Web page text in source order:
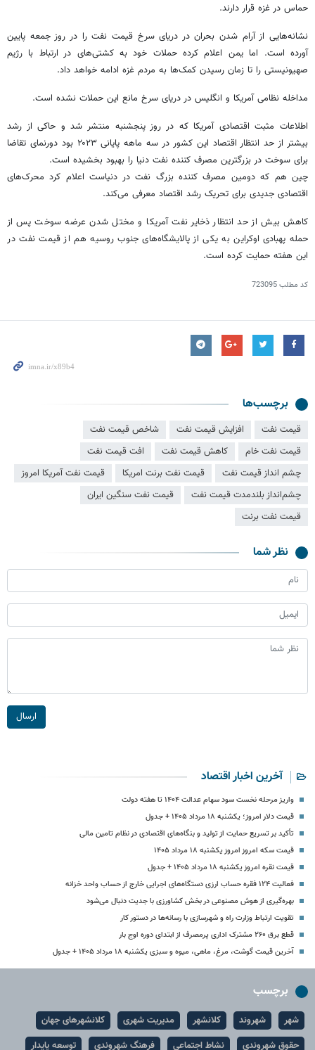
حماس در غزه قرار دارند.
نشانه‌هایی از آرام شدن بحران در دریای سرخ قیمت نفت را در روز جمعه پایین
آورده است. اما یمن اعلام کرده حملات خود به کشتی‌های در ارتباط با رژیم
صهیونیستی را تا زمان رسیدن کمک‌ها به مردم غزه ادامه خواهد داد.
مداخله نظامی آمریکا و انگلیس در دریای سرخ مانع این حملات نشده است.
اطلاعات مثبت اقتصادی آمریکا که در روز پنجشنبه منتشر شد و حاکی از رشد
بیشتر از حد انتظار اقتصاد این کشور در سه ماهه پایانی ۲۰۲۳ بود دورنمای تقاضا
برای سوخت در بزرگترین مصرف کننده نفت دنیا را بهبود بخشیده است.
چین هم که دومین مصرف کننده بزرگ نفت در دنیاست اعلام کرد محرک‌های
اقتصادی جدیدی برای تحریک رشد اقتصاد معرفی می‌کند.
کاهش بیش از حد انتظار ذخایر نفت آمریکا و مختل شدن عرضه سوخت پس از
حملهپهبادی اوکراین به یکی از پالایشگاه‌های جنوب روسیه هم از قیمت نفت در
این هفته حمایت کرده است.
کد مطلب723095
برچسب‌ها
قیمت نفت افزایش قیمت نفت
شاخص قیمت نفت
قیمت نفت خام
کاهش قیمت نفت
افت قیمت نفت
چشم انداز قیمت نفت
قیمت نفت برنت امریکا
قیمت نفت آمریکا امروز
چشم‌انداز بلندمدت قیمت نفت
قیمت نفت سنگین ایران
قیمت نفت برنت
نظر شما
ارسال
آخرین اخبار اقتصاد
واریز مرحله نخست سود سهام عدالت ۱۴۰۴ تا هفته دولت
قیمت دلار امروز؛ یکشنبه ۱۸ مرداد ۱۴۰۵ + جدول
تأکید بر تسریع حمایت از تولید و بنگاه‌های اقتصادی در نظام تامین مالی
قیمت سکه امروز امروز یکشنبه ۱۸ مرداد ۱۴۰۵
قیمت نقره امروز یکشنبه ۱۸ مرداد ۱۴۰۵ + جدول
فعالیت ۱۲۴ فقره حساب ارزی دستگاه‌های اجرایی خارج از حساب واحد خزانه
بهره‌گیری از هوش مصنوعی در بخش کشاورزی با جدیت دنبال می‌شود
تقویت ارتباط وزارت راه و شهرسازی با رسانه‌ها در دستور کار
قطع برق ۲۶۰ مشترک اداری پرمصرف از ابتدای دوره اوج بار
آخرین قیمت گوشت، مرغ، ماهی، میوه و سبزی یکشنبه ۱۸ مرداد ۱۴۰۵ + جدول
برچسب
شهر شهروند کلانشهر مدیریت شهری
کلانشهرهای جهان
حقوق شهروندی
نشاط اجتماعی فرهنگ شهروندی توسعه پایدار